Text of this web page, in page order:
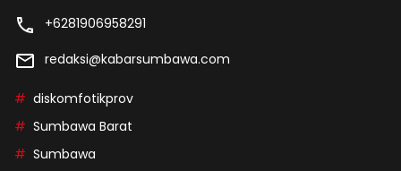
+6281906958291
redaksi@kabarsumbawa.com
diskomfotikprov
Sumbawa Barat
Sumbawa